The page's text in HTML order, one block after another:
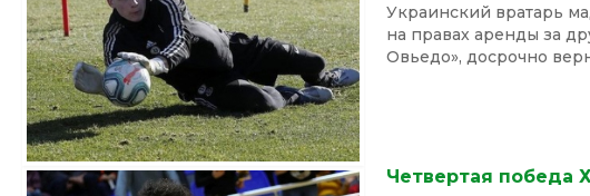
Украинский вратарь
на правах аренды за
Овьедо», досрочно
Четвертая победа